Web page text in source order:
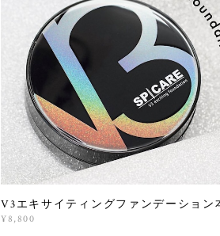
V3エキサイティングファンデーション
¥8,800